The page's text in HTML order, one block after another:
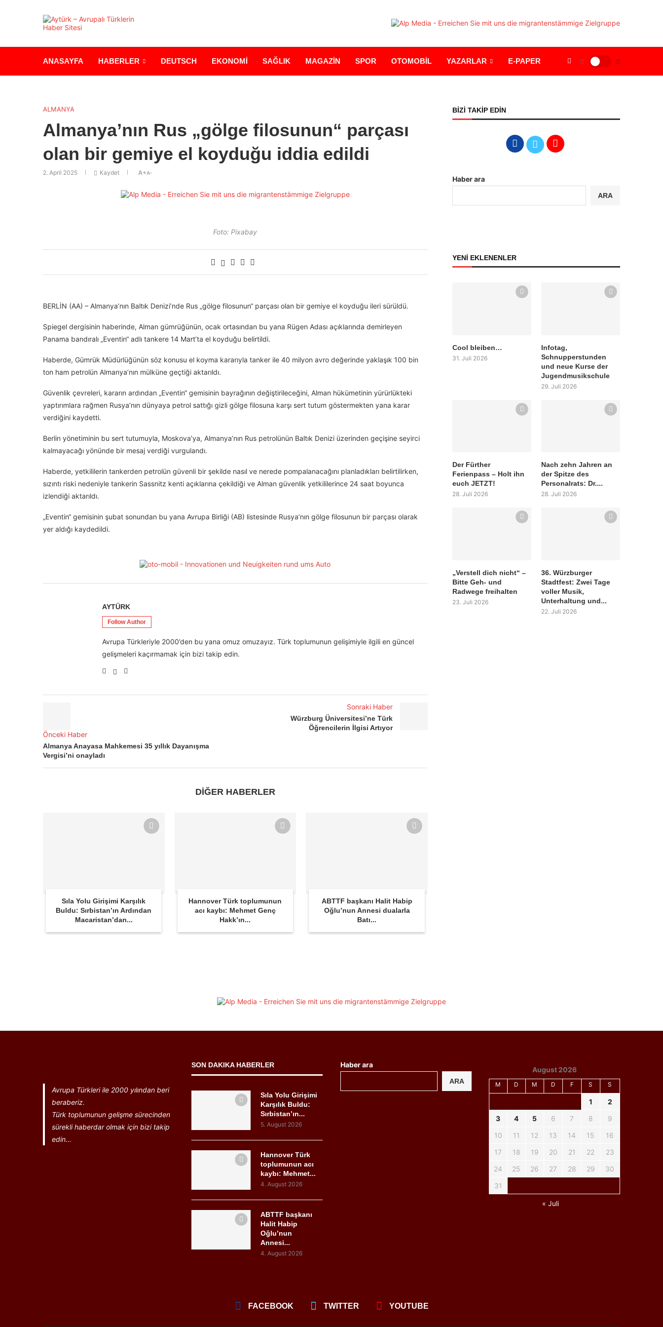
ANASAYFA HABERLER DEUTSCH EKONOMİ SAĞLIK MAGAZİN SPOR OTOMOBİL YAZARLAR E-PAPER
ALMANYA
Almanya’nın Rus „gölge filosunun“ parçası
olan bir gemiye el koyduğu iddia edildi
2. April 2025 Kaydet A+A-
Foto: Pixabay
BERLİN (AA) – Almanya’nın Baltık Denizi’nde Rus „gölge filosunun“ parçası olan bir gemiye el koyduğu ileri sürüldü.
Spiegel dergisinin haberinde, Alman gümrüğünün, ocak ortasından bu yana Rügen Adası açıklarında demirleyen
Panama bandıralı „Eventin“ adlı tankere 14 Mart’ta el koyduğu belirtildi.
Haberde, Gümrük Müdürlüğünün söz konusu el koyma kararıyla tanker ile 40 milyon avro değerinde yaklaşık 100 bin
ton ham petrolün Almanya’nın mülküne geçtiği aktarıldı.
Güvenlik çevreleri, kararın ardından „Eventin“ gemisinin bayrağının değiştirileceğini, Alman hükümetinin yürürlükteki
yaptırımlara rağmen Rusya’nın dünyaya petrol sattığı gizli gölge filosuna karşı sert tutum göstermekten yana karar
verdiğini kaydetti.
Berlin yönetiminin bu sert tutumuyla, Moskova’ya, Almanya’nın Rus petrolünün Baltık Denizi üzerinden geçişine seyirci
kalmayacağı yönünde bir mesaj verdiği vurgulandı.
Haberde, yetkililerin tankerden petrolün güvenli bir şekilde nasıl ve nerede pompalanacağını planladıkları belirtilirken,
sızıntı riski nedeniyle tankerin Sassnitz kenti açıklarına çekildiği ve Alman güvenlik yetkililerince 24 saat boyunca
izlendiği aktarıldı.
„Eventin“ gemisinin şubat sonundan bu yana Avrupa Birliği (AB) listesinde Rusya’nın gölge filosunun bir parçası olarak
yer aldığı kaydedildi.
AYTÜRK
Follow Author
Avrupa Türkleriyle 2000’den bu yana omuz omuzayız. Türk toplumunun gelişimiyle ilgili en güncel
gelişmeleri kaçırmamak için bizi takip edin.
Önceki Haber
Almanya Anayasa Mahkemesi 35 yıllık Dayanışma
Vergisi’ni onayladı
Sonraki Haber
Würzburg Üniversitesi’ne Türk
Öğrencilerin İlgisi Artıyor
DİĞER HABERLER
Sıla Yolu Girişimi Karşılık
Buldu: Sırbistan’ın Ardından
Macaristan’dan...
Hannover Türk toplumunun
acı kaybı: Mehmet Genç
Hakk’ın...
ABTTF başkanı Halit Habip
Oğlu’nun Annesi dualarla
Batı...
BİZİ TAKİP EDİN
Haber ara
ARA
YENİ EKLENENLER
Cool bleiben…
31. Juli 2026
Infotag,
Schnupperstunden
und neue Kurse der
Jugendmusikschule
29. Juli 2026
Der Fürther
Ferienpass – Holt ihn
euch JETZT!
28. Juli 2026
Nach zehn Jahren an
der Spitze des
Personalrats: Dr....
28. Juli 2026
„Verstell dich nicht“ –
Bitte Geh- und
Radwege freihalten
23. Juli 2026
36. Würzburger
Stadtfest: Zwei Tage
voller Musik,
Unterhaltung und...
22. Juli 2026
Avrupa Türkleri ile 2000 yılından beri
beraberiz.
Türk toplumunun gelişme sürecinden
sürekli haberdar olmak için bizi takip
edin...
SON DAKIKA HABERLER
Sıla Yolu Girişimi
Karşılık Buldu:
Sırbistan’ın...
5. August 2026
Hannover Türk
toplumunun acı
kaybı: Mehmet...
4. August 2026
ABTTF başkanı
Halit Habip
Oğlu’nun
Annesi...
4. August 2026
Haber ara
ARA
August 2026
M D M D F S S
1
2
3
4 5 6 7 8
9
10
11 12 13 14 15
16
17
18 19 20 21 22
23
24
25 26 27 28 29
30
31
« Juli
FACEBOOK TWITTER YOUTUBE